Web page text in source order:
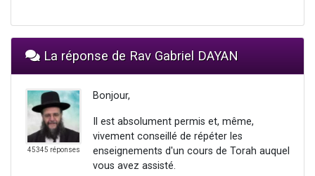
La réponse de Rav Gabriel DAYAN
45345 réponses
Bonjour,
Il est absolument permis et, même,
vivement conseillé de répéter les
enseignements d'un cours de Torah auquel
vous avez assisté.